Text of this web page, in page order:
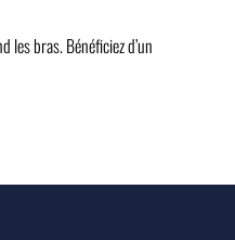
les bras. Bénéficiez d’un